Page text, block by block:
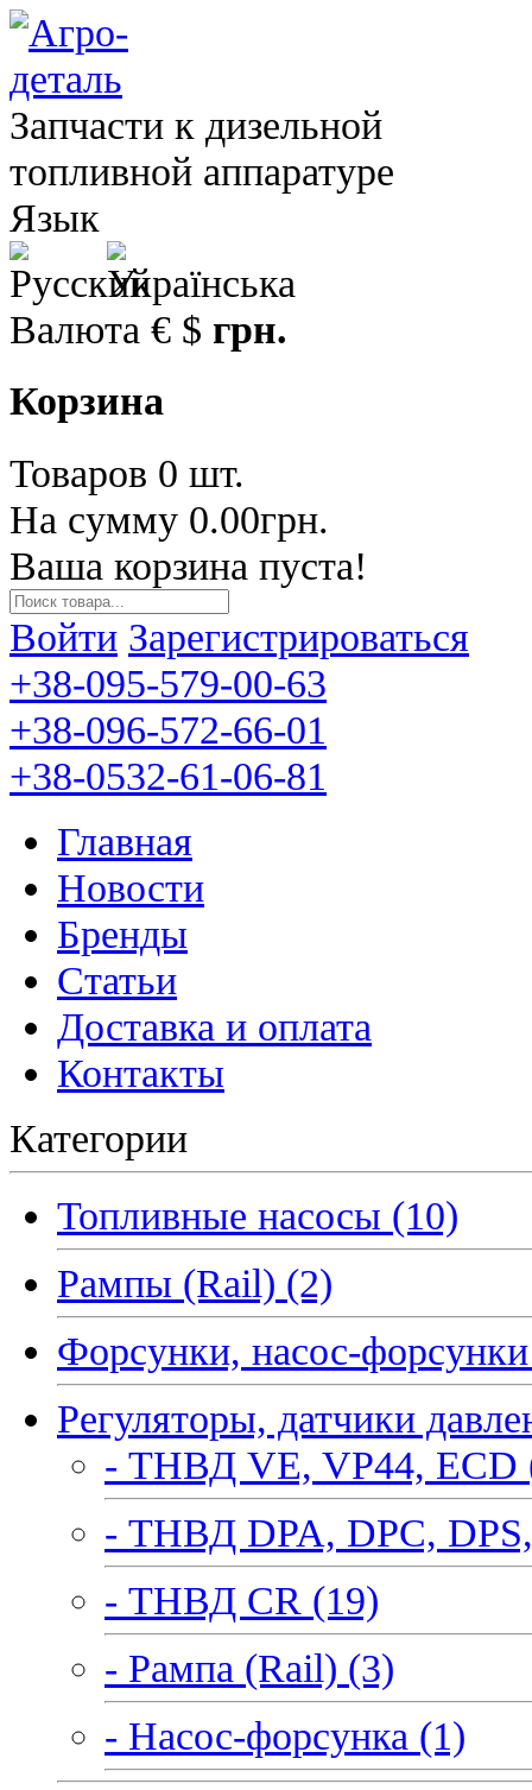
Запчасти к дизельной
топливной аппаратуре
Язык
Валюта € $ грн.
Корзина
Товаров 0 шт.
На сумму 0.00грн.
Ваша корзина пуста!
Войти Зарегистрироваться
+38-095-579-00-63
+38-096-572-66-01
+38-0532-61-06-81
Главная
Новости
Бренды
Статьи
Доставка и оплата
Контакты
Категории
Топливные насосы (10)
Рампы (Rail) (2)
Форсунки, насос-
Регуляторы, датчики
- ТНВД VE, VP44, ECD
- ТНВД DPA, DPC,
- ТНВД CR (19)
- Рампа (Rail) (3)
- Насос-форсунка (1)